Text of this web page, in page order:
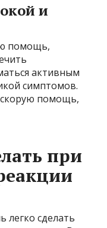
и
помощь,
активным
симптомов.
помощь,
при
легко сделать